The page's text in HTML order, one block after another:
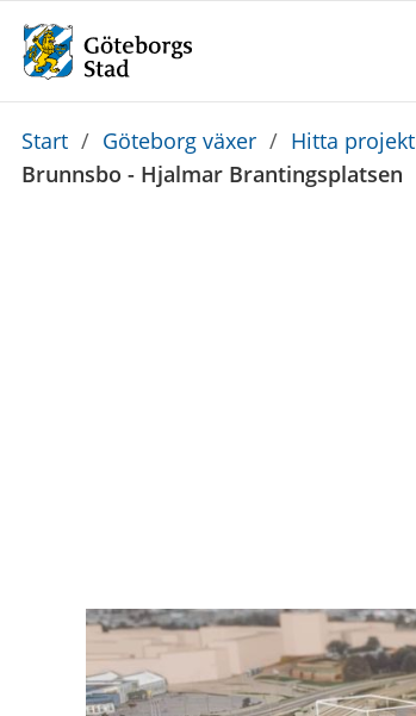
Du
är
Start / Göteborg växer / Hitta projekt
Brunnsbo - Hjalmar Brantingsplatsen